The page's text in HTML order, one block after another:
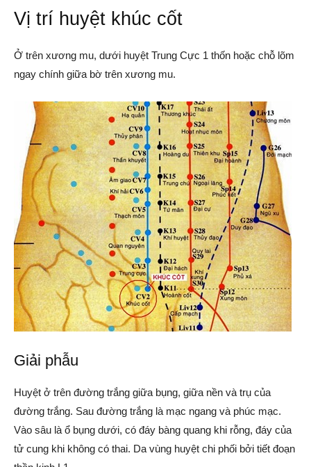
Vị trí huyệt khúc cốt
Ở trên xương mu, dưới huyệt Trung Cực 1 thốn hoặc chỗ lõm
ngay chính giữa bờ trên xương mu.
Giải phẫu
Huyệt ở trên đường trắng giữa bụng, giữa nền và trụ của
đường trắng. Sau đường trắng là mạc ngang và phúc mạc.
Vào sâu là ổ bụng dưới, có đáy bàng quang khi rỗng, đáy của
tử cung khi không có thai. Da vùng huyệt chi phối bởi tiết đoạn